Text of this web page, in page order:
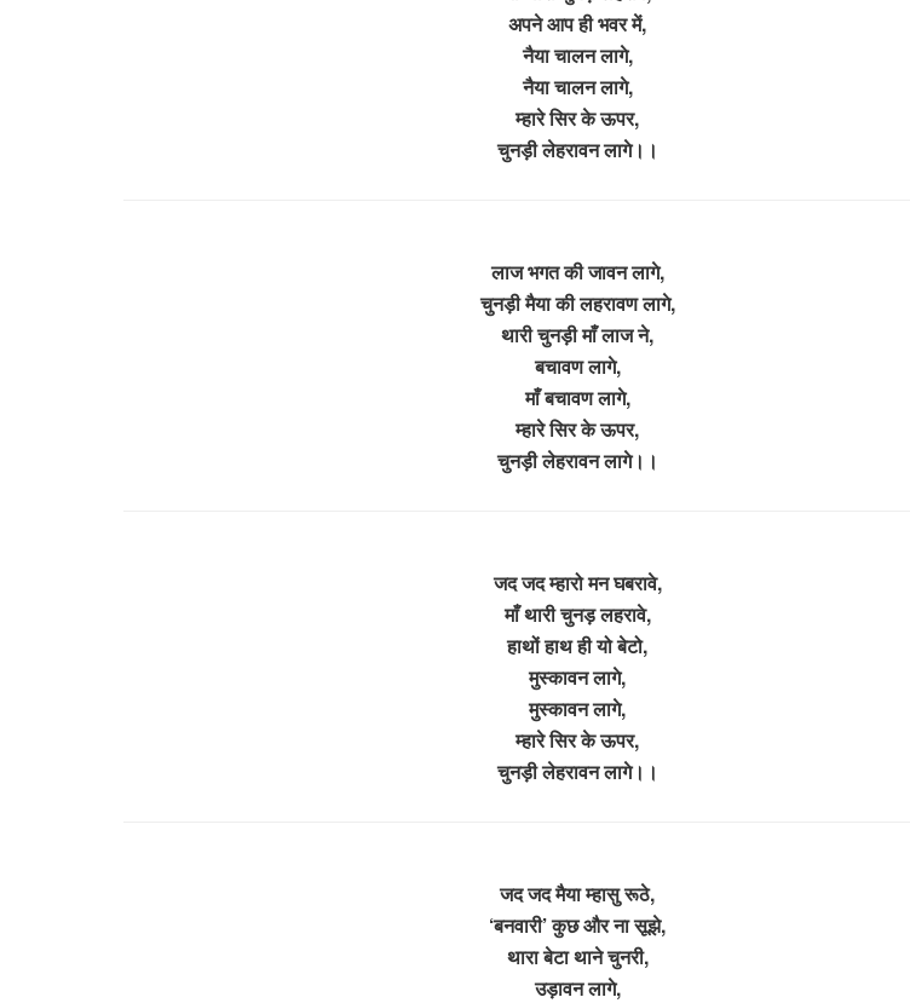
अपने आप ही भवर में,
नैया चालन लागे,
नैया चालन लागे,
म्हारे सिर के ऊपर,
चुनड़ी लेहरावन लागे।।
लाज भगत की जावन लागे,
चुनड़ी मैया की लहरावण लागे,
थारी चुनड़ी माँ लाज ने,
बचावण लागे,
माँ बचावण लागे,
म्हारे सिर के ऊपर,
चुनड़ी लेहरावन लागे।।
जद जद म्हारो मन घबरावे,
माँ थारी चुनड़ लहरावे,
हाथों हाथ ही यो बेटो,
मुस्कावन लागे,
मुस्कावन लागे,
म्हारे सिर के ऊपर,
चुनड़ी लेहरावन लागे।।
जद जद मैया म्हासु रूठे,
‘बनवारी’ कुछ और ना सूझे,
थारा बेटा थाने चुनरी,
उड़ावन लागे,